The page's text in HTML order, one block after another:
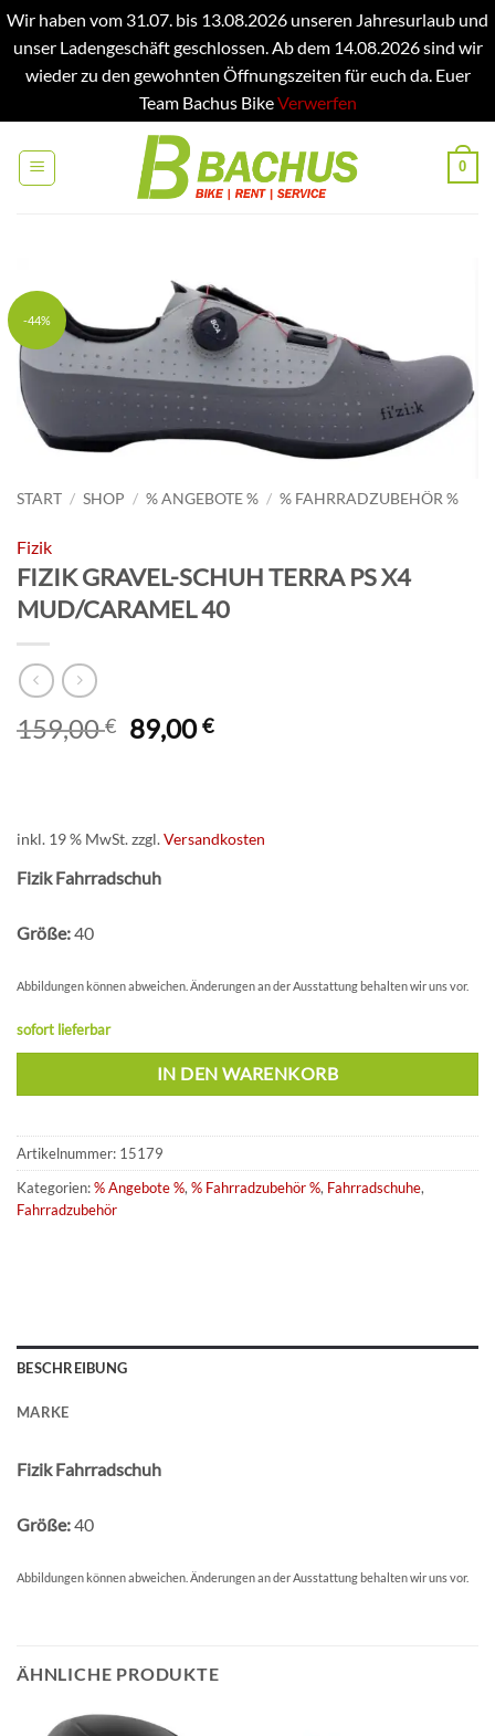
Wir haben vom 31.07. bis 13.08.2026 unseren Jahresurlaub und
unser Ladengeschäft geschlossen. Ab dem 14.08.2026 sind wir
wieder zu den gewohnten Öffnungszeiten für euch da. Euer
Team Bachus BikeVerwerfen
Inhalt
springen
0
-44%
START / SHOP / % ANGEBOTE % / % FAHRRADZUBEHÖR %
Fizik
FIZIK GRAVEL-SCHUH TERRA PS X4
MUD/CARAMEL 40
159,00€ Ursprünglicher
Preis
89,00€Aktueller
inkl. 19 % MwSt.zzgl.Versandkosten
Fizik Fahrradschuh
Größe:40
Abbildungen können abweichen. Änderungen an der Ausstattung behalten wir uns vor.
sofort lieferbar
IN DEN WARENKORB
Artikelnummer: 15179
Kategorien:% Angebote %,% Fahrradzubehör %, Fahrradschuhe,
Fahrradzubehör
BESCHREIBUNG
MARKE
Fizik Fahrradschuh
Größe:40
Abbildungen können abweichen. Änderungen an der Ausstattung behalten wir uns vor.
ÄHNLICHE PRODUKTE